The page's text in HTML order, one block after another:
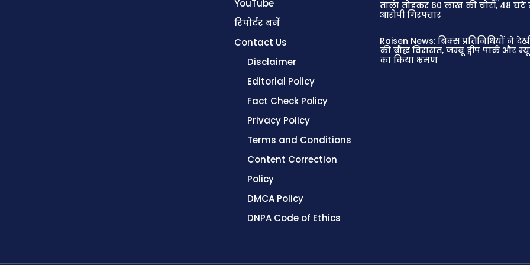
YouTube
रिपोर्टर बनें
Contact Us
Disclaimer
Editorial Policy
Fact Check Policy
Privacy Policy
Terms and Conditions
Content Correction
Policy
DMCA Policy
DNPA Code of Ethics
ताला तोड़कर 60 लाख की चोरी, 48 घंटे
आरोपी गिरफ्तार
Raisen News: ब्रिक्स प्रतिनिधियों ने
की बौद्ध विरासत, जम्बू द्वीप पार्क और
का किया भ्रमण